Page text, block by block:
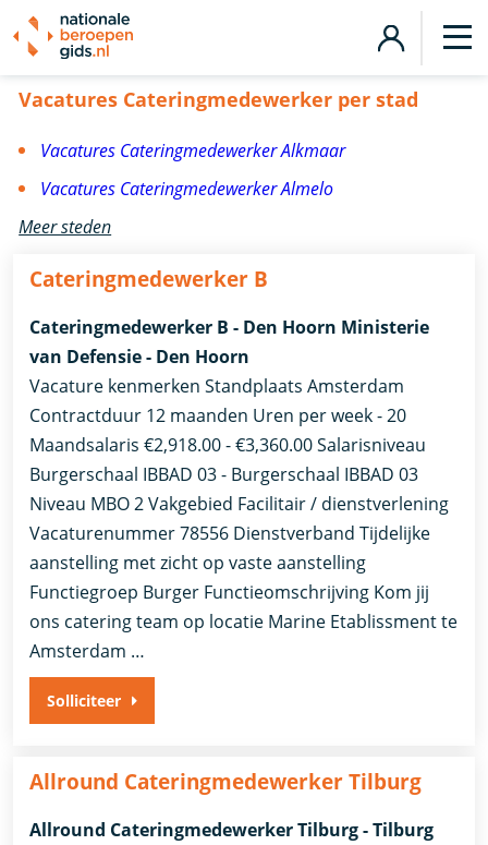
Vacatures Cateringmedewerker
Vacatures Cateringmedewerker per stad
Vacatures Cateringmedewerker Alkmaar
Vacatures Cateringmedewerker Almelo
Meer steden
Cateringmedewerker B
Cateringmedewerker B - Den Hoorn Ministerie
van Defensie - Den Hoorn
Vacature kenmerken Standplaats Amsterdam
Contractduur 12 maanden Uren per week - 20
Maandsalaris €2,918.00 - €3,360.00 Salarisniveau
Burgerschaal IBBAD 03 - Burgerschaal IBBAD 03
Niveau MBO 2 Vakgebied Facilitair / dienstverlening
Vacaturenummer 78556 Dienstverband ​Tijdelijke
aanstelling met zicht op vaste aanstelling​
Functiegroep Burger Functieomschrijving Kom jij
ons catering team op locatie Marine Etablissment te
Amsterdam …
Solliciteer
Allround Cateringmedewerker Tilburg
Allround Cateringmedewerker Tilburg - Tilburg